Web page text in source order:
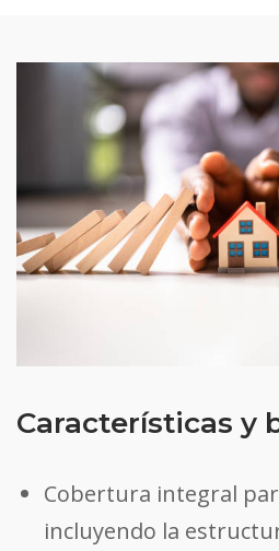
Características y
Cobertura integral
incluyendo la